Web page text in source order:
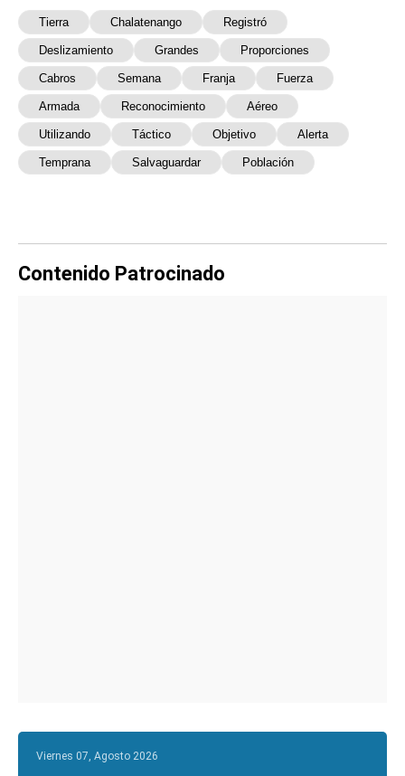
Tierra Chalatenango Registró
Deslizamiento Grandes Proporciones
Cabros Semana Franja Fuerza
Armada Reconocimiento Aéreo
Utilizando Táctico Objetivo Alerta
Temprana Salvaguardar Población
Contenido Patrocinado
Viernes 07, Agosto 2026